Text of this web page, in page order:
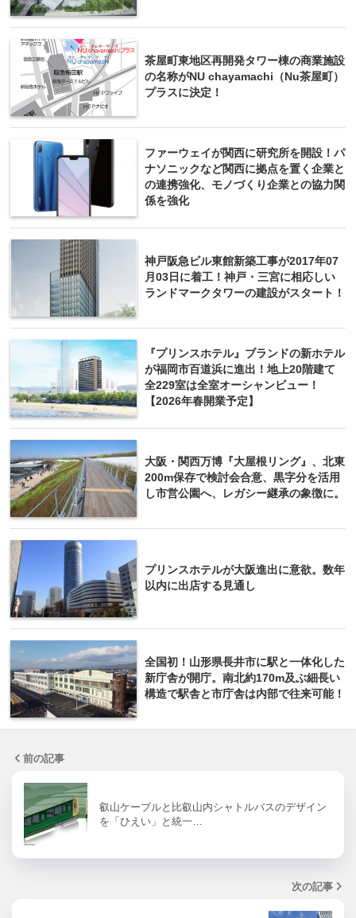
茶屋町東地区再開発タワー棟の商業施設
の名称がNU chayamachi（Nu茶屋町）
プラスに決定！
ファーウェイが関西に研究所を開設！パ
ナソニックなど関西に拠点を置く企業と
の連携強化、モノづくり企業との協力関
係を強化
神戸阪急ビル東館新築工事が2017年07
月03日に着工！神戸・三宮に相応しい
ランドマークタワーの建設がスタート！
『プリンスホテル』ブランドの新ホテル
が福岡市百道浜に進出！地上20階建て
全229室は全室オーシャンビュー！
【2026年春開業予定】
大阪・関西万博『大屋根リング』、北東
200m保存で検討会合意、黒字分を活用
し市営公園へ、レガシー継承の象徴に。
プリンスホテルが大阪進出に意欲。数年
以内に出店する見通し
全国初！山形県長井市に駅と一体化した
新庁舎が開庁。南北約170m及ぶ細長い
構造で駅舎と市庁舎は内部で往来可能！
前の記事
叡山ケーブルと比叡山内シャトルバスのデザイン
を「ひえい」と統一…
次の記事